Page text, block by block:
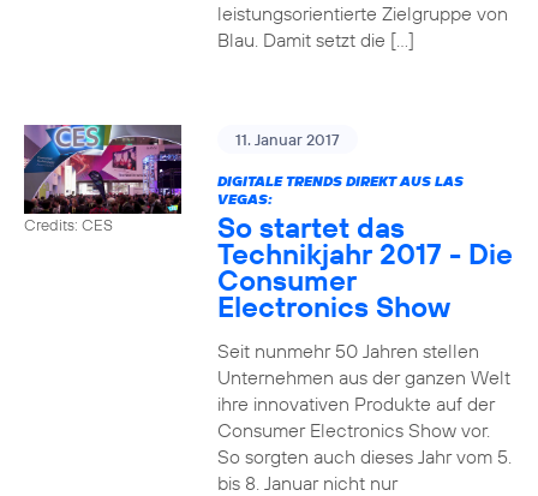
leistungsorientierte Zielgruppe von
Blau. Damit setzt die […]
Credits: CES
11. Januar 2017
DIGITALE TRENDS DIREKT AUS LAS
VEGAS:
So startet das
Technikjahr 2017 - Die
Consumer
Electronics Show
Seit nunmehr 50 Jahren stellen
Unternehmen aus der ganzen Welt
ihre innovativen Produkte auf der
Consumer Electronics Show vor.
So sorgten auch dieses Jahr vom 5.
bis 8. Januar nicht nur